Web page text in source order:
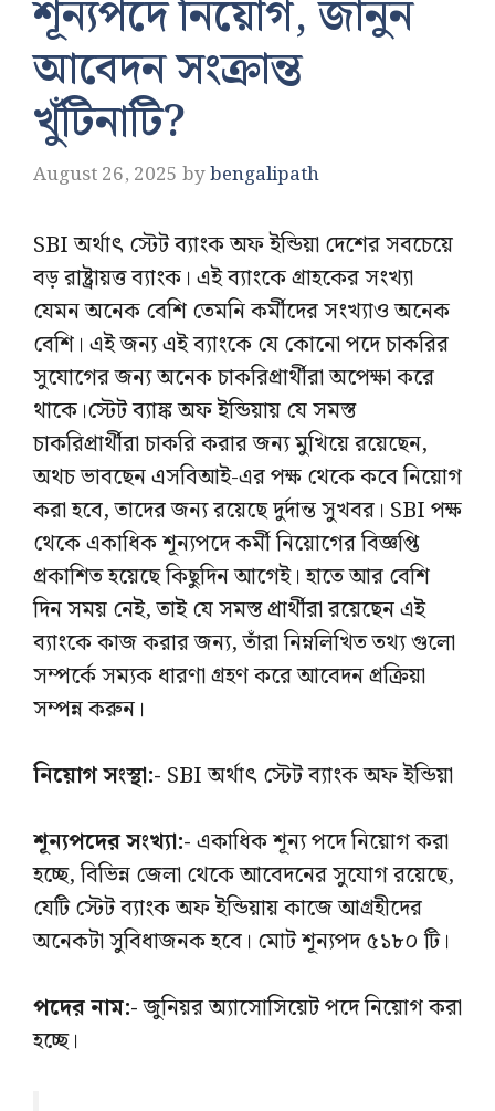
শূন্যপদে নিয়োগ, জানুন
আবেদন সংক্রান্ত
খুঁটিনাটি?
August 26, 2025 bybengalipath
SBI অর্থাৎ স্টেট ব্যাংক অফ ইন্ডিয়া দেশের সবচেয়ে
বড় রাষ্ট্রায়ত্ত ব্যাংক। এই ব্যাংকে গ্রাহকের সংখ্যা
যেমন অনেক বেশি তেমনি কর্মীদের সংখ্যাও অনেক
বেশি। এই জন্য এই ব্যাংকে যে কোনো পদে চাকরির
সুযোগের জন্য অনেক চাকরিপ্রার্থীরা অপেক্ষা করে
থাকে।স্টেট ব্যাঙ্ক অফ ইন্ডিয়ায় যে সমস্ত
চাকরিপ্রার্থীরা চাকরি করার জন্য মুখিয়ে রয়েছেন,
অথচ ভাবছেন এসবিআই-এর পক্ষ থেকে কবে নিয়োগ
করা হবে, তাদের জন্য রয়েছে দুর্দান্ত সুখবর। SBI পক্ষ
থেকে একাধিক শূন্যপদে কর্মী নিয়োগের বিজ্ঞপ্তি
প্রকাশিত হয়েছে কিছুদিন আগেই। হাতে আর বেশি
দিন সময় নেই, তাই যে সমস্ত প্রার্থীরা রয়েছেন এই
ব্যাংকে কাজ করার জন্য, তাঁরা নিম্নলিখিত তথ্য গুলো
সম্পর্কে সম্যক ধারণা গ্রহণ করে আবেদন প্রক্রিয়া
সম্পন্ন করুন।
নিয়োগ সংস্থা:- SBI অর্থাৎ স্টেট ব্যাংক অফ ইন্ডিয়া
শূন্যপদের সংখ্যা:-একাধিক শূন্য পদে নিয়োগ করা
হচ্ছে, বিভিন্ন জেলা থেকে আবেদনের সুযোগ রয়েছে,
যেটি স্টেট ব্যাংক অফ ইন্ডিয়ায় কাজে আগ্রহীদের
অনেকটা সুবিধাজনক হবে। মোট শূন্যপদ ৫১৮০ টি।
পদের নাম:-জুনিয়র অ্যাসোসিয়েট পদে নিয়োগ করা
হচ্ছে।